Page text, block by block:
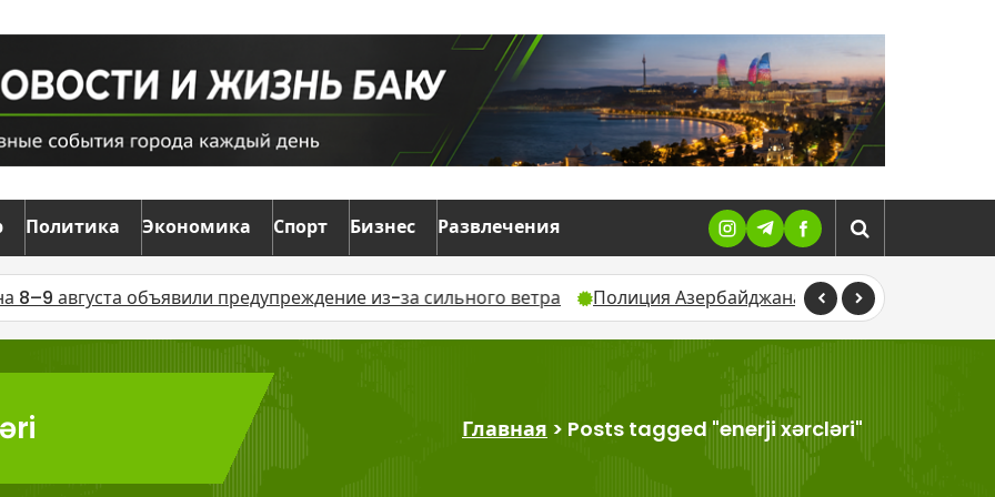
Политика Экономика Спорт Бизнес Развлечения
объявили предупреждение из-за сильного ветра Полиция Азербайджана раскрыла 64 преступления за
Главная > Posts tagged "enerji xərcləri"